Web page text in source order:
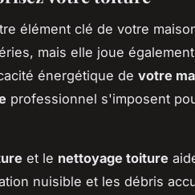
élément clé de votre
mais elle joue
énergétique de votre
professionnel s'imposent
et le nettoyage toiture
nuisible et les débris